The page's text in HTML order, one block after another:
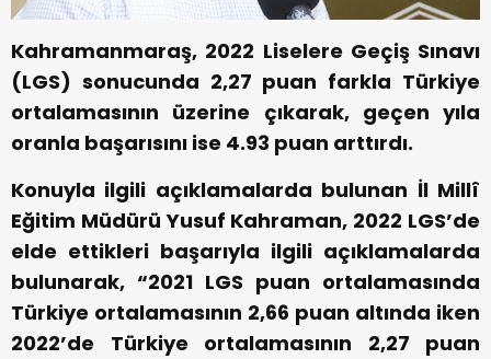
Kahramanmaraş, 2022 Liselere Geçiş Sınavı
(LGS) sonucunda 2,27 puan farkla Türkiye
ortalamasının üzerine çıkarak, geçen yıla
oranla başarısını ise 4.93 puan arttırdı.
Konuyla ilgili açıklamalarda bulunan İl Millî
Eğitim Müdürü Yusuf Kahraman, 2022 LGS’de
elde ettikleri başarıyla ilgili açıklamalarda
bulunarak, “2021 LGS puan ortalamasında
Türkiye ortalamasının 2,66 puan altında iken
2022’de Türkiye ortalamasının 2,27 puan